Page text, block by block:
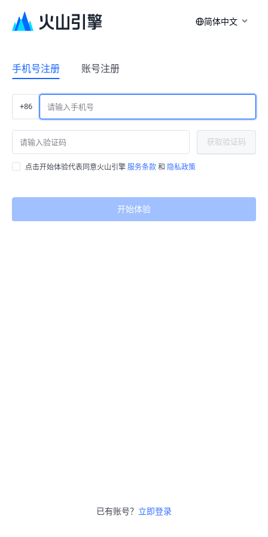
简体中文
手机号注册 账号注册
+86
获取验证码
点击开始体验代表同意火山引擎 服务条款 和 隐私政策
开始体验
已有账号？ 立即登录